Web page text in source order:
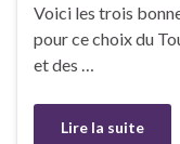
Voici les trois
pour ce choix du
et des …
Lire la suite